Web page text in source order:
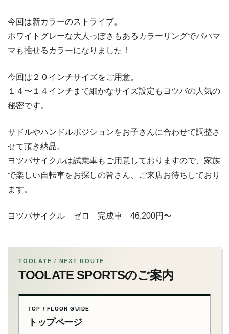
今回は新カラーのストライプ。
ホワイトグレーな大人っぽさもあるカラーリングでパパマ
マも推せるカラーになりました！
今回は２０インチサイズをご用意。
１４〜１４インチまで細かなサイズ設定もヨツバの人気の
秘密です。
サドルやハンドルポジションをお子さんに合わせて調整さ
せて頂き納品。
ヨツバサイクルは試乗車もご用意しておりますので、家族
で楽しい自転車をお探しの皆さん、ご来店お待ちしており
ます。
ヨツバサイクル ゼロ 完成車 46,200円〜
TOOLATE / NEXT ROUTE
TOOLATE SPORTSのご案内
TOP / FLOOR GUIDE
トップページ